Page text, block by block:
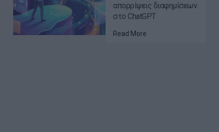
απορρίψεις διαφημίσεων
στο ChatGPT
Read More